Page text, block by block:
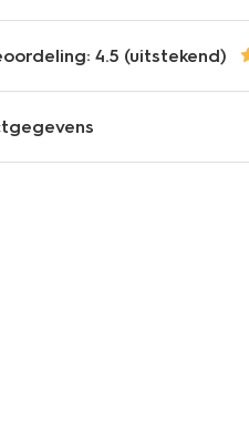
4.5 (uitstekend)